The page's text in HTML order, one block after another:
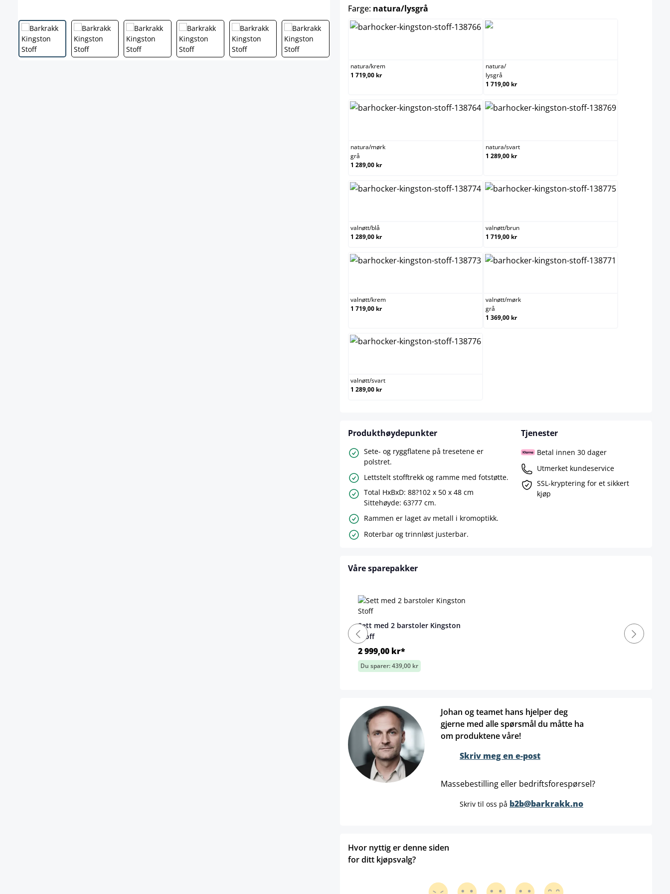
Farge: natura/lysgrå
natura/krem
1 719,00 kr
natura/
lysgrå
1 719,00 kr
natura/mørk
grå
1 289,00 kr
natura/svart
1 289,00 kr
valnøtt/blå
1 289,00 kr
valnøtt/brun
1 719,00 kr
valnøtt/krem
1 719,00 kr
valnøtt/mørk
grå
1 369,00 kr
valnøtt/svart
1 289,00 kr
Produkthøydepunkter
Sete- og ryggflatene på tresetene er
polstret.
Lettstelt stofftrekk og ramme med fotstøtte.
Total HxBxD: 88?102 x 50 x 48 cm
Sittehøyde: 63?77 cm.
Rammen er laget av metall i kromoptikk.
Roterbar og trinnløst justerbar.
Tjenester
Betal innen 30 dager
Utmerket kundeservice
SSL-kryptering for et sikkert
kjøp
Våre sparepakker
Sett med 2 barstoler Kingston
Stoff
2 999,00 kr*
Du sparer: 439,00 kr
Johan og teamet hans hjelper deg
gjerne med alle spørsmål du måtte ha
om produktene våre!
Skriv meg en e-post
Massebestilling eller bedriftsforespørsel?
Skriv til oss på b2b@barkrakk.no
Hvor nyttig er denne siden
for ditt kjøpsvalg?